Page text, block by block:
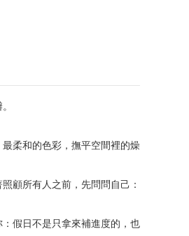
柔和的色彩，撫平空間裡的燥
顧所有人之前，先問問自己：
假日不是只拿來補進度的，也